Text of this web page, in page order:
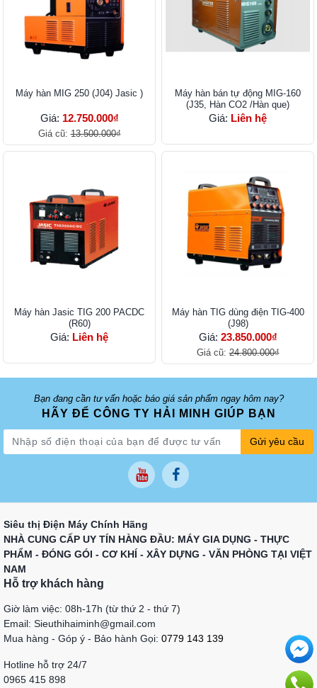
Máy hàn MIG 250 (J04) Jasic )
Giá: 12.750.000₫
Giá cũ:13.500.000₫
Máy hàn bán tự động MIG-160
(J35, Hàn CO2 /Hàn que)
Giá: Liên hệ
Máy hàn Jasic TIG 200 PACDC
(R60)
Giá: Liên hệ
Máy hàn TIG dùng điện TIG-400
(J98)
Giá: 23.850.000₫
Giá cũ:24.800.000₫
Bạn đang cần tư vấn hoặc báo giá sản phẩm ngay hôm nay?
HÃY ĐỂ CÔNG TY HẢI MINH GIÚP BẠN
Gửi yêu cầu
Siêu thị Điện Máy Chính Hãng
NHÀ CUNG CẤP UY TÍN HÀNG ĐẦU: MÁY GIA DỤNG - THỰC
PHẨM - ĐÓNG GÓI - CƠ KHÍ - XÂY DỰNG - VĂN PHÒNG TẠI VIỆT
NAM
Hỗ trợ khách hàng
Giờ làm việc: 08h-17h (từ thứ 2 - thứ 7)
Email: Sieuthihaiminh@gmail.com
Mua hàng - Góp ý - Bảo hành Gọi: 0779 143 139
Hotline hỗ trợ 24/7
0965 415 898